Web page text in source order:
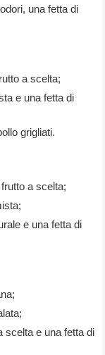
una fetta di
a scelta;
e una fetta di
grigliati.
a scelta;
e una fetta di
scelta e una fetta di